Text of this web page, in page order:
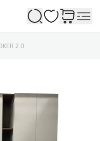
Избранное
2.0